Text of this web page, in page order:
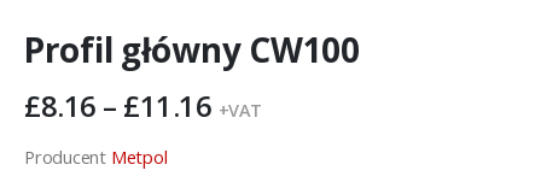
Profil główny CW100
£8.16 – £11.16Zakres
+VAT
Producent Metpol